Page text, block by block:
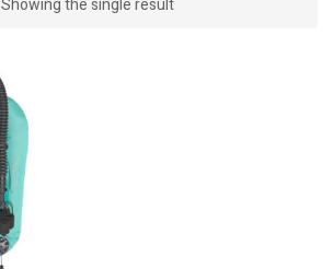
Showing the single result